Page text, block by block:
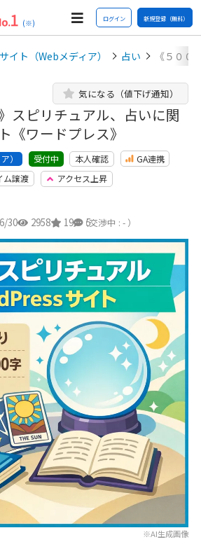
(※) ログイン 新規登録（無料）
イト（Webメディア） 占い 《５０
スピリチュアル、占いに関
《ワードプレス》
気になる（値下げ通知）
） 受付中 本人確認
GA連携
ム譲渡
アクセス上昇
30 2958 19 5
（交渉中 : - ）
※AI生成画像